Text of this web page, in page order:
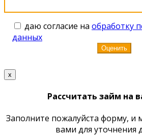
даю согласие на обработку
данных
x
Рассчитать займ на
Заполните пожалуйста форму, и
вами для уточнения